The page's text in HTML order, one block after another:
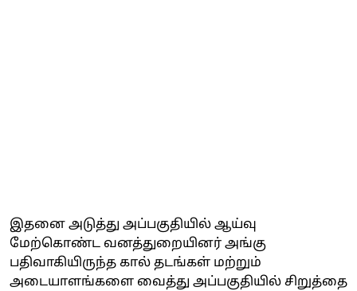
இதனை அடுத்து அப்பகுதியில் ஆய்வு
மேற்கொண்ட வனத்துறையினர் அங்கு
பதிவாகியிருந்த கால் தடங்கள் மற்றும்
அடையாளங்களை வைத்து அப்பகுதியில் சிறுத்தை